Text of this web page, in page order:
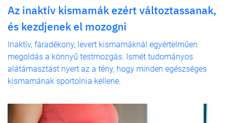
Az inaktív kismamák ezért változtassanak,
és kezdjenek el mozogni
Inaktív, fáradékony, levert kismamáknál egyértelműen
megoldás a könnyű testmozgás. Ismét tudományos
alátámasztást nyert az a tény, hogy minden egészséges
kismamának sportolnia kellene.